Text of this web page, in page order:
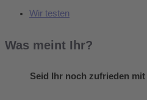
Wir testen
Was meint Ihr?
Seid Ihr noch zufrieden